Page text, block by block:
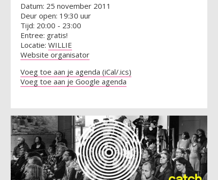
Datum: 25 november 2011
Deur open: 19:30 uur
Tijd: 20:00 - 23:00
Entree: gratis!
Locatie:WILLIE
Website organisator
Voeg toe aan je agenda (iCal/.ics)
Voeg toe aan je Google agenda